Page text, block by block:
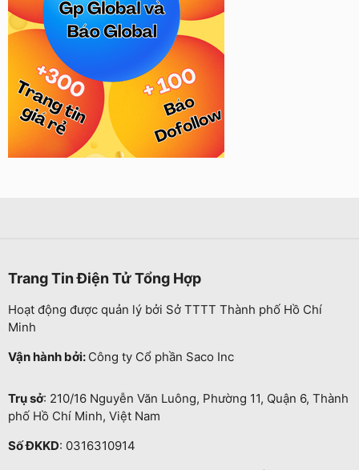
Trang Tin Điện Tử Tổng Hợp
Hoạt động được quản lý bởi Sở TTTT Thành phố Hồ Chí
Minh
Vận hành bởi: Công ty Cổ phần Saco Inc
Trụ sở: 210/16 Nguyễn Văn Luông, Phường 11, Quận 6, Thành
phố Hồ Chí Minh, Việt Nam
Số ĐKKD: 0316310914